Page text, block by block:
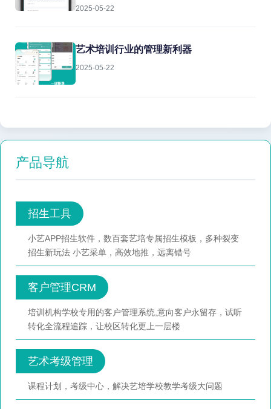
2025-05-22
艺术培训行业的管理新利器
2025-05-22
产品导航
招生工具
小艺APP招生软件，数百套艺培专属招生模板，多种裂变
招生新玩法 小艺采单，高效地推，远离错号
客户管理CRM
培训机构学校专用的客户管理系统,意向客户永留存，试听
转化全流程追踪，让校区转化更上一层楼
艺术考级管理
课程计划，考级中心，解决艺培学校教学考级大问题